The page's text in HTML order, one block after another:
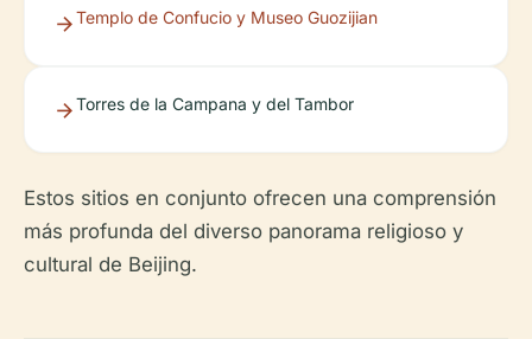
Templo de Confucio y Museo Guozijian
Torres de la Campana y del Tambor
Estos sitios en conjunto ofrecen una comprensión
más profunda del diverso panorama religioso y
cultural de Beijing.